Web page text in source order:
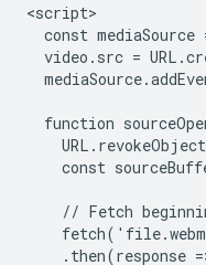
<script>
const mediaSource
video.src =
function
const
// Fetch
.then(response